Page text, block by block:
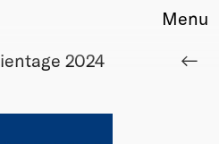
Menu
2024